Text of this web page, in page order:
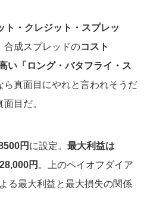
ト・クレジット・スプレッ
合成スプレッドのコスト
い「ロング・バタフライ・ス
ら真面目にやれと言われそうだ
目だ。
円 に設定。 最大利益は
円 。上のペイオフダイア
る最大利益と最大損失の関係